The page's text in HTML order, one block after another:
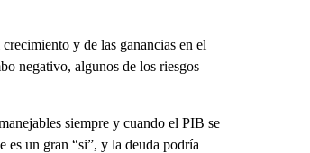
y de las ganancias en el
negativo, algunos de los riesgos
siempre y cuando el PIB se
es un gran “si”, y la deuda podría